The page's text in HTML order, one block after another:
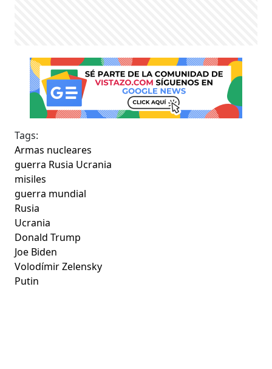
Tags:
Armas nucleares
guerra Rusia Ucrania
misiles
guerra mundial
Rusia
Ucrania
Donald Trump
Joe Biden
Volodímir Zelensky
Putin